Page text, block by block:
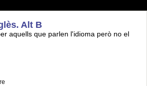
Alt B
aquells que parlen l'idioma però no el